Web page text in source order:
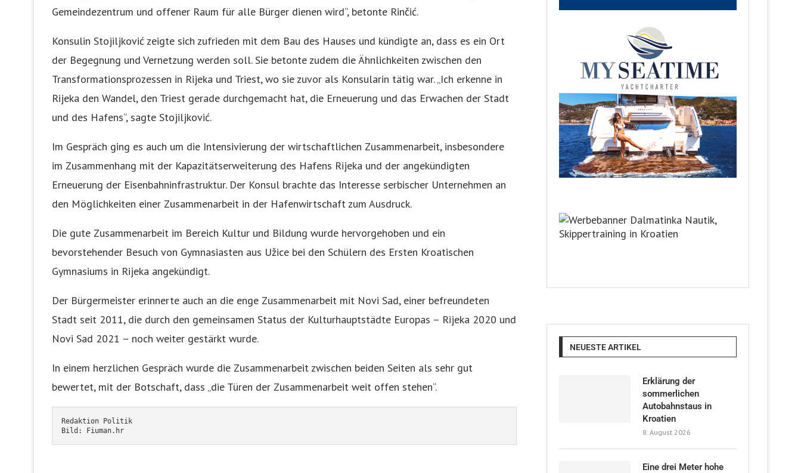
Gemeindezentrum und offener Raum für alle Bürger dienen wird“, betonte Rinčić.
Konsulin Stojiljković zeigte sich zufrieden mit dem Bau des Hauses und kündigte an, dass es ein Ort
der Begegnung und Vernetzung werden soll. Sie betonte zudem die Ähnlichkeiten zwischen den
Transformationsprozessen in Rijeka und Triest, wo sie zuvor als Konsularin tätig war. „Ich erkenne in
Rijeka den Wandel, den Triest gerade durchgemacht hat, die Erneuerung und das Erwachen der Stadt
und des Hafens“, sagte Stojiljković.
Im Gespräch ging es auch um die Intensivierung der wirtschaftlichen Zusammenarbeit, insbesondere
im Zusammenhang mit der Kapazitätserweiterung des Hafens Rijeka und der angekündigten
Erneuerung der Eisenbahninfrastruktur. Der Konsul brachte das Interesse serbischer Unternehmen an
den Möglichkeiten einer Zusammenarbeit in der Hafenwirtschaft zum Ausdruck.
Die gute Zusammenarbeit im Bereich Kultur und Bildung wurde hervorgehoben und ein
bevorstehender Besuch von Gymnasiasten aus Užice bei den Schülern des Ersten Kroatischen
Gymnasiums in Rijeka angekündigt.
Der Bürgermeister erinnerte auch an die enge Zusammenarbeit mit Novi Sad, einer befreundeten
Stadt seit 2011, die durch den gemeinsamen Status der Kulturhauptstädte Europas – Rijeka 2020 und
Novi Sad 2021 – noch weiter gestärkt wurde.
In einem herzlichen Gespräch wurde die Zusammenarbeit zwischen beiden Seiten als sehr gut
bewertet, mit der Botschaft, dass „die Türen der Zusammenarbeit weit offen stehen“.
Redaktion Politik
Bild: Fiuman.hr
NEUESTE ARTIKEL
Erklärung der
sommerlichen
Autobahnstaus in
Kroatien
8. August 2026
Eine drei Meter hohe